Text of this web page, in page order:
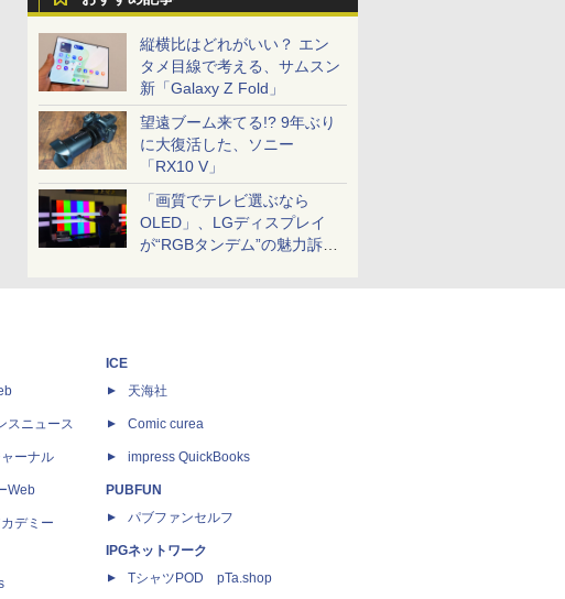
縦横比はどれがいい？ エン
タメ目線で考える、サムスン
新「Galaxy Z Fold」
望遠ブーム来てる!? 9年ぶり
に大復活した、ソニー
「RX10 V」
「画質でテレビ選ぶなら
OLED」、LGディスプレイ
が“RGBタンデム”の魅力訴
スニュース
ーナル
Web
デミー
ICE
天海社
Comic curea
impress QuickBooks
PUBFUN
パブファンセルフ
IPGネットワーク
TシャツPOD pTa.shop